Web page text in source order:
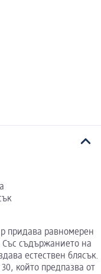
придава равномерен
Със съдържанието на
естествен блясък.
който предпазва от